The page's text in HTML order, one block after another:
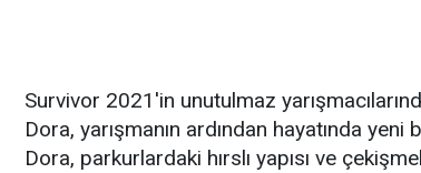
Survivor 2021'in unutulmaz
Dora, yarışmanın ardından hayatında yeni
Dora, parkurlardaki hırslı yapısı ve